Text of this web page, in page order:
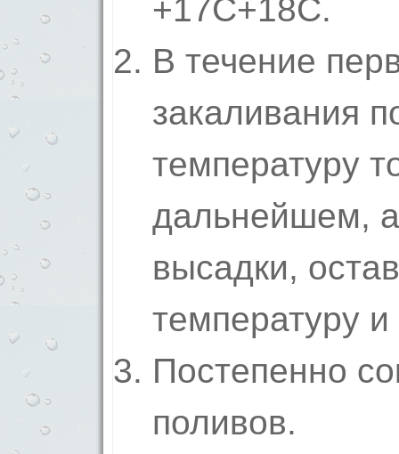
+17С+18С.
В течение
закаливания
температуру
дальнейшем, а
высадки,
температуру
Постепенно
поливов.